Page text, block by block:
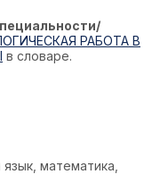
РАБОТА В
в словаре.
математика,